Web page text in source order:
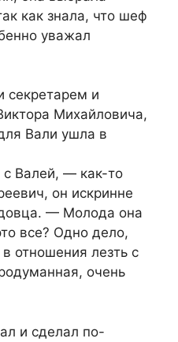
как знала, что шеф
уважал
секретарем и
Михайловича,
Вали ушла в
с Валей, — как-то
он искринне
— Молода она
все? Одно дело,
отношения лезть с
очень
и сделал по-